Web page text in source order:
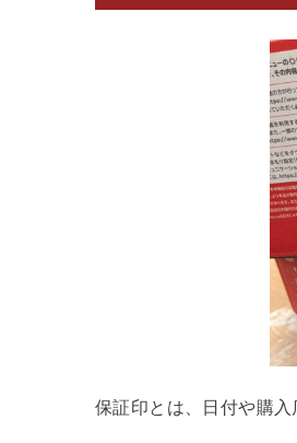
保証印とは、日付や購入